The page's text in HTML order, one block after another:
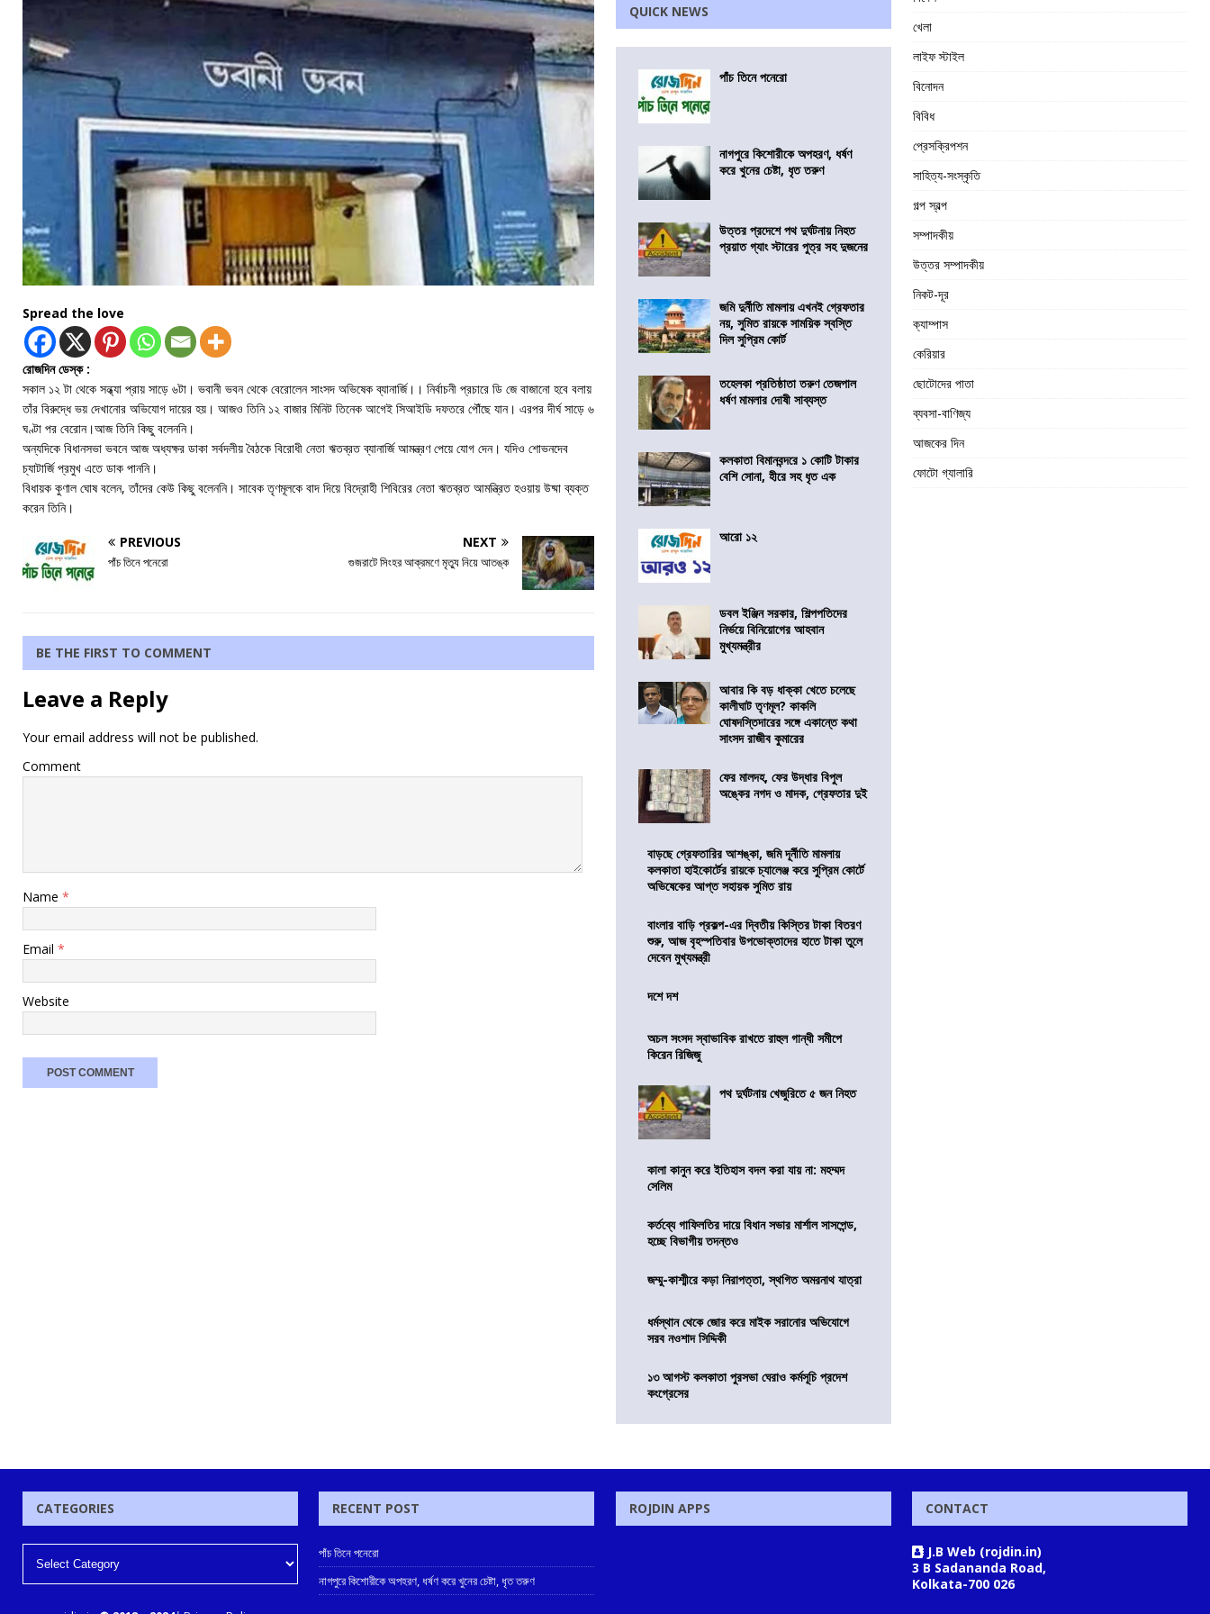
Spread the love
রোজদিন ডেস্ক :
সকাল ১২ টা থেকে সন্ধ্যা প্রায় সাড়ে ৬টা। ভবানী ভবন থেকে বেরোলেন সাংসদ অভিষেক ব্যানার্জি।। নির্বাচনী প্রচারে ডি জে বাজানো হবে বলায়
তাঁর বিরুদ্ধে ভয় দেখানোর অভিযোগ দায়ের হয়। আজও তিনি ১২ বাজার মিনিট তিনেক আগেই সিআইডি দফতরে পৌঁছে যান। এরপর দীর্ঘ সাড়ে ৬
ঘণ্টা পর বেরোন।আজ তিনি কিছু বলেননি।
অন্যদিকে বিধানসভা ভবনে আজ অধ্যক্ষর ডাকা সর্বদলীয় বৈঠকে বিরোধী নেতা ঋতব্রত ব্যানার্জি আমন্ত্রণ পেয়ে যোগ দেন। যদিও শোভনদেব
চ্যাটার্জি প্রমুখ এতে ডাক পাননি।
বিধায়ক কুণাল ঘোষ বলেন, তাঁদের কেউ কিছু বলেননি। সাবেক তৃণমূলকে বাদ দিয়ে বিদ্রোহী শিবিরের নেতা ঋতব্রত আমন্ত্রিত হওয়ায় উষ্মা ব্যক্ত
করেন তিনি।
PREVIOUS
পাঁচ তিনে পনেরো
NEXT
গুজরাটে সিংহর আক্রমণে মৃত্যু নিয়ে আতঙ্ক
BE THE FIRST TO COMMENT
Leave a Reply
Your email address will not be published.
Comment
Name *
Email *
Website
QUICK NEWS
পাঁচ তিনে পনেরো
নাগপুরে কিশোরীকে অপহরণ, ধর্ষণ
করে খুনের চেষ্টা, ধৃত তরুণ
উত্তর প্রদেশে পথ দুর্ঘটনায় নিহত
প্রয়াত গ্যাং স্টারের পুত্র সহ দুজনের
জমি দুর্নীতি মামলায় এখনই গ্রেফতার
নয়, সুমিত রায়কে সাময়িক স্বস্তি
দিল সুপ্রিম কোর্ট
তহেলকা প্রতিষ্ঠাতা তরুণ তেজপাল
ধর্ষণ মামলার দোষী সাব্যস্ত
কলকাতা বিমানবন্দরে ১ কোটি টাকার
বেশি সোনা, হীরে সহ ধৃত এক
আরো ১২
ডবল ইঞ্জিন সরকার, শিল্পপতিদের
নির্ভয়ে বিনিয়োগের আহবান
মুখ্যমন্ত্রীর
আবার কি বড় ধাক্কা খেতে চলেছে
কালীঘাট তৃণমূল? কাকলি
ঘোষদস্তিদারের সঙ্গে একান্তে কথা
সাংসদ রাজীব কুমারের
ফের মালদহ, ফের উদ্ধার বিপুল
অঙ্কের নগদ ও মাদক, গ্রেফতার দুই
বাড়ছে গ্রেফতারির আশঙ্কা, জমি দূর্নীতি মামলায়
কলকাতা হাইকোর্টের রায়কে চ্যালেঞ্জ করে সুপ্রিম কোর্টে
অভিষেকের আপ্ত সহায়ক সুমিত রায়
বাংলার বাড়ি প্রকল্প-এর দ্বিতীয় কিস্তির টাকা বিতরণ
শুরু, আজ বৃহস্পতিবার উপভোক্তাদের হাতে টাকা তুলে
দেবেন মুখ্যমন্ত্রী
দশে দশ
অচল সংসদ স্বাভাবিক রাখতে রাহুল গান্ধী সমীপে
কিরেন রিজিজু
পথ দুর্ঘটনায় খেজুরিতে ৫ জন নিহত
কালা কানুন করে ইতিহাস বদল করা যায় না: মহম্মদ
সেলিম
কর্তব্যে গাফিলতির দায়ে বিধান সভার মার্শাল সাসপেন্ড,
হচ্ছে বিভাগীয় তদন্তও
জম্মু-কাশ্মীরে কড়া নিরাপত্তা, স্থগিত অমরনাথ যাত্রা
ধর্মস্থান থেকে জোর করে মাইক সরানোর অভিযোগে
সরব নওশাদ সিদ্দিকী
১৩ আগস্ট কলকাতা পুরসভা ঘেরাও কর্মসূচি প্রদেশ
কংগ্রেসের
খেলা
লাইফ স্টাইল
বিনোদন
বিবিধ
প্রেসক্রিপশন
সাহিত্য-সংস্কৃতি
গল্প স্বল্প
সম্পাদকীয়
উত্তর সম্পাদকীয়
নিকট-দূর
ক্যাম্পাস
কেরিয়ার
ছোটোদের পাতা
ব্যবসা-বাণিজ্য
আজকের দিন
ফোটো গ্যালারি
CATEGORIES RECENT POST
পাঁচ তিনে পনেরো
নাগপুরে কিশোরীকে অপহরণ, ধর্ষণ করে খুনের চেষ্টা, ধৃত তরুণ
ROJDIN APPS CONTACT
J.B Web (rojdin.in)
3 B Sadananda Road,
Kolkata-700 026